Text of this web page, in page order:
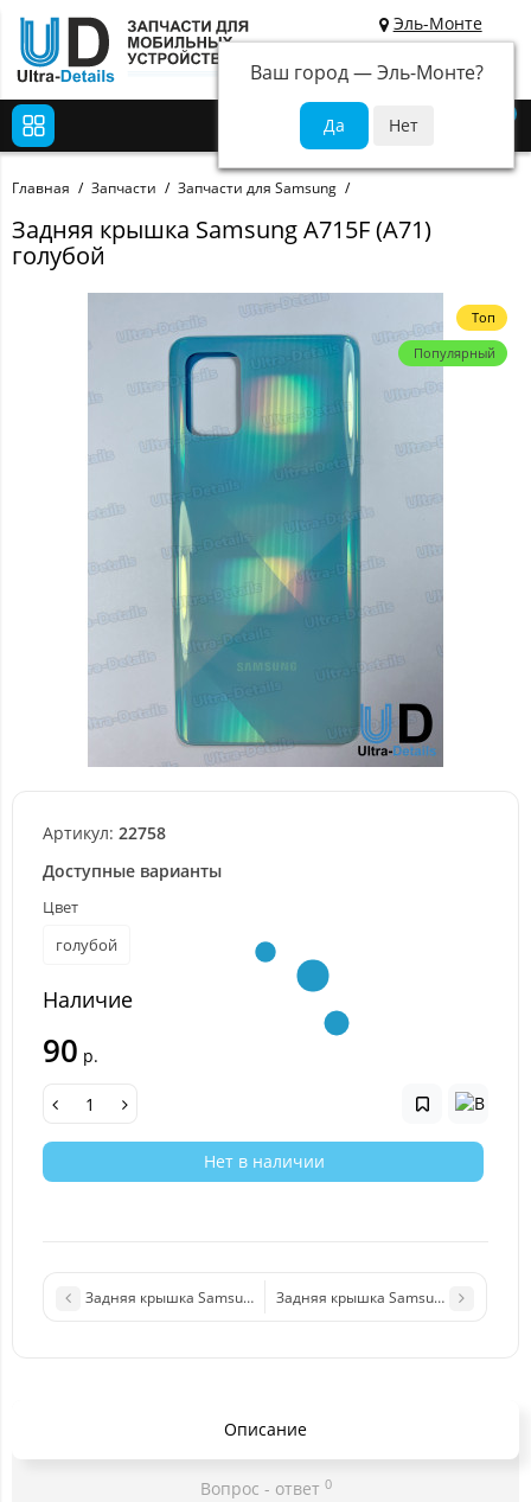
Эль-Монте
Ваш город —Эль-Монте?
Главная Запчасти Запчасти для Samsung
Задняя крышка Samsung A715F (A71)
голубой
Топ
Популярный
Артикул: 22758
Доступные варианты
Цвет
голубой
Наличие
90 р.
Нет в наличии
Задняя крышка Samsung A415F (A41) синий
Задняя крышка Samsung A715F
Описание
Вопрос - ответ 0